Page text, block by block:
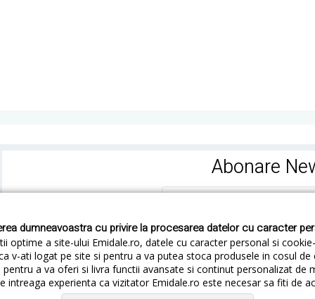
dumneavoastra cu privire la procesarea datelor cu caracter
optime a site-ului Emidale.ro, datele cu caracter personal si
v-ati logat pe site si pentru a va putea stoca produsele in cosul
a va oferi si livra functii avansate si continut personalizat de
intreaga experienta ca vizitator Emidale.ro este necesar sa fiti de
Abonare
Cum livram Cum returnezi Termeni si Conditii